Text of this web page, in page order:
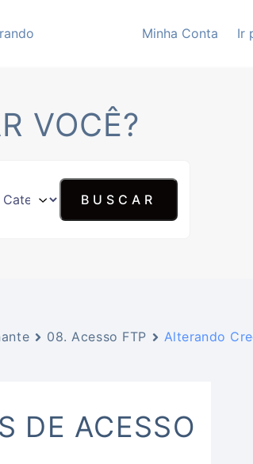
Minha Conta Ir
VOCÊ?
08. Acesso FTP Alterando
DE ACESSO